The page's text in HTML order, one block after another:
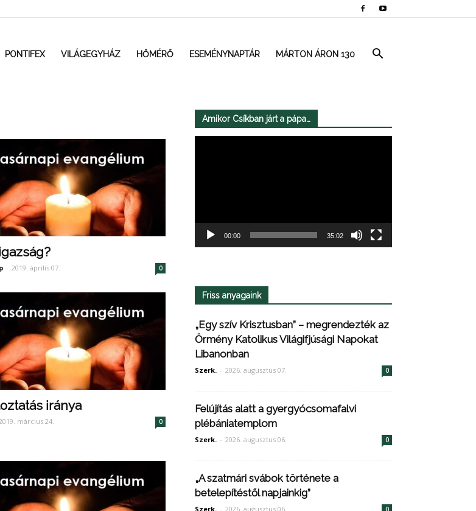
PONTIFEX VILÁGEGYHÁZ HŐMÉRŐ ESEMÉNYNAPTÁR MÁRTON ÁRON 130
- 2019. április 07. 0
iránya
március 24. 0
Amikor Csíkban járt a pápa…
00:00 35:02
Friss anyagaink
„Egy szív Krisztusban” – megrendezték az
Örmény Katolikus Világifjúsági Napokat
Libanonban
Szerk. - 2026. augusztus 07. 0
Felújítás alatt a gyergyócsomafalvi
plébániatemplom
Szerk. - 2026. augusztus 06. 0
„A szatmári svábok története a
betelepítéstől napjainkig”
Szerk. - 2026. augusztus 06. 0